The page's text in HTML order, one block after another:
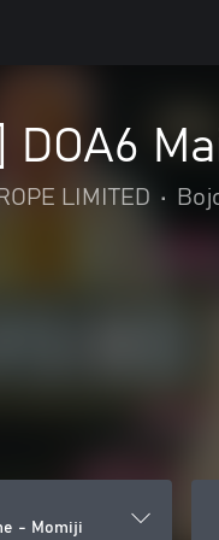
DOA6
LIMITED •
- Momiji